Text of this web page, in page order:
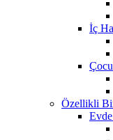
İç
Özellikli